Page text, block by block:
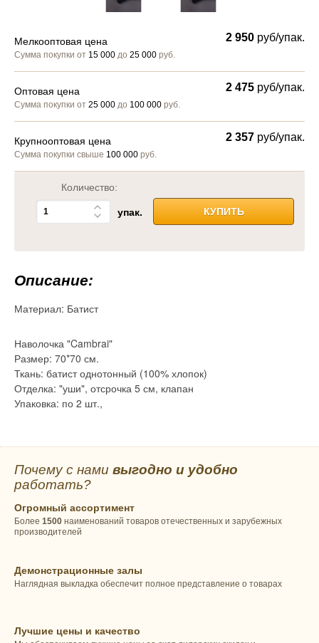
Мелкооптовая цена
Сумма покупки от 15 000 до 25 000 руб.
2 950 руб/упак.
Оптовая цена
Сумма покупки от 25 000 до 100 000 руб.
2 475 руб/упак.
Крупнооптовая цена
Сумма покупки свыше 100 000 руб.
2 357 руб/упак.
Количество:
упак. КУПИТЬ
Описание:
Материал: Батист
Наволочка "Cambrai"
Размер: 70*70 см.
Ткань: батист однотонный (100% хлопок)
Отделка: "уши", отсрочка 5 см, клапан
Упаковка: по 2 шт.,
Почему с нами выгодно и удобно
работать?
Огромный ассортимент
Более 1500 наименований товаров отечественных и зарубежных
производителей
Демонстрационные залы
Наглядная выкладка обеспечит полное представление о товарах
Лучшие цены и качество